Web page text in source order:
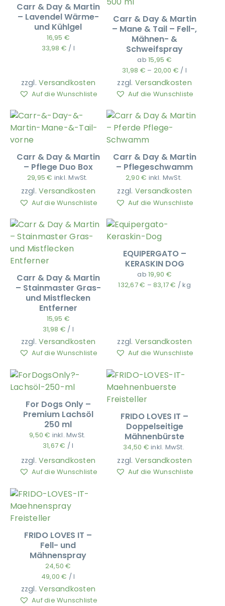
Carr & Day & Martin
– Lavendel Wärme-
und Kühlgel
16,95 €
33,98 € / l
zzgl.Versandkosten
Auf die Wunschliste
Carr & Day & Martin
– Mane & Tail – Fell-,
Mähnen- &
Schweifspray
ab15,95 €
31,98 € – 20,00 € / l
zzgl. Versandkosten
Auf die Wunschliste
Carr & Day & Martin
– Pflege Duo Box
29,95€ inkl. MwSt.
zzgl.Versandkosten
Auf die Wunschliste
Carr & Day & Martin
– Pflegeschwamm
2,90€ inkl. MwSt.
zzgl. Versandkosten
Auf die Wunschliste
Carr & Day & Martin
– Stainmaster Gras-
und Mistflecken
Entferner
15,95 €
31,98 € / l
zzgl.Versandkosten
Auf die Wunschliste
EQUIPERGATO –
KERASKIN DOG
ab19,90 €
132,67€ – 83,17€ /kg
zzgl. Versandkosten
Auf die Wunschliste
For Dogs Only –
Premium Lachsöl
250 ml
9,50€ inkl. MwSt.
31,67€ /l
zzgl.Versandkosten
Auf die Wunschliste
FRIDO LOVES IT –
Doppelseitige
Mähnenbürste
34,50 € inkl. MwSt.
zzgl. Versandkosten
Auf die Wunschliste
FRIDO LOVES IT –
Fell- und
Mähnenspray
24,50€
49,00€ /l
zzgl.Versandkosten
Auf die Wunschliste